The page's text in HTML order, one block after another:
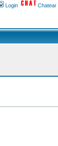
Login Chatear